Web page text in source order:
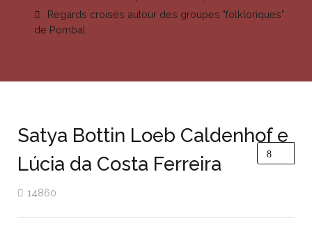
Regards croisés autour des groupes "folkloriques"
de Pombal
Satya Bottin Loeb Caldenhof e
Lúcia da Costa Ferreira
14860